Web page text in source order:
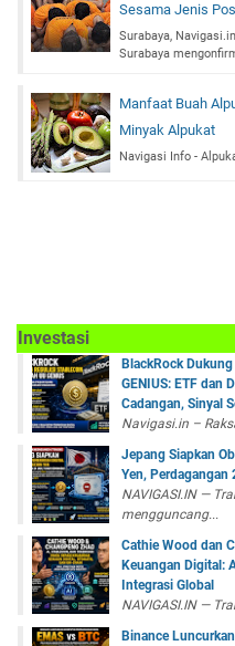
Sesama Jenis
Surabaya,
Surabaya
Manfaat Buah
Minyak Alpukat
Navigasi Info -
Investasi
BlackRock
GENIUS: ETF dan
Cadangan, Sinyal
Navigasi.in –
Jepang Siapkan
Yen, Perdagangan
NAVIGASI.IN —
mengguncang...
Cathie Wood dan
Keuangan Digital:
Integrasi Global
NAVIGASI.IN —
Binance